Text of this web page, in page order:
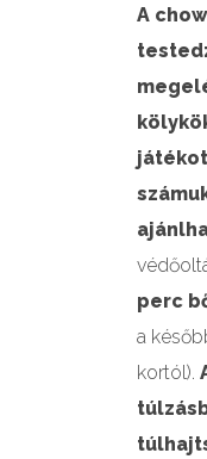
A
perc
a
kortól).